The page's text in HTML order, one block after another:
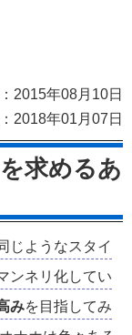
2015年08月10日
2018年01月07日
求めるあ
じようなスタイ
ンネリ化してい
みを目指してみ